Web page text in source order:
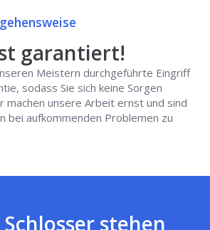
garantiert!
Meistern durchgeführte Eingriff
sodass Sie sich keine Sorgen
machen unsere Arbeit ernst und sind
bei aufkommenden Problemen zu
stehen